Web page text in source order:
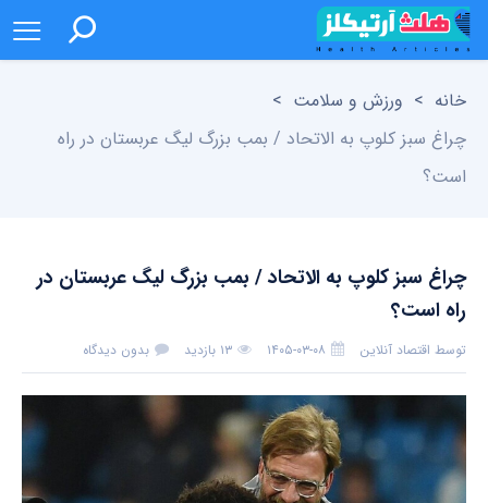
خانه > ورزش و سلامت >
چراغ سبز کلوپ به الاتحاد / بمب بزرگ لیگ عربستان در راه
است؟
چراغ سبز کلوپ به الاتحاد / بمب بزرگ لیگ عربستان در
راه است؟
توسط اقتصاد آنلاین ۱۴۰۵-۰۳-۰۸ ۱۳ بازدید بدون دیدگاه